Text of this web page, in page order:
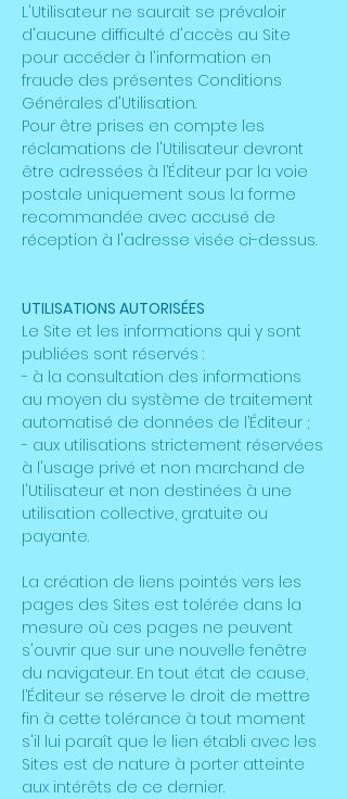
L'Utilisateur ne saurait se prévaloir
d'aucune difficulté d'accès au Site
pour accéder à l'information en
fraude des présentes Conditions
Générales d'Utilisation.
Pour être prises en compte les
réclamations de l'Utilisateur devront
être adressées à l’Éditeur par la voie
postale uniquement sous la forme
recommandée avec accusé de
réception à l'adresse visée ci-dessus.
UTILISATIONS AUTORISÉES
Le Site et les informations qui y sont
publiées sont réservés :
- à la consultation des informations
au moyen du système de traitement
automatisé de données de l’Éditeur ;
- aux utilisations strictement réservées
à l'usage privé et non marchand de
l'Utilisateur et non destinées à une
utilisation collective, gratuite ou
payante.
La création de liens pointés vers les
pages des Sites est tolérée dans la
mesure où ces pages ne peuvent
s'ouvrir que sur une nouvelle fenêtre
du navigateur. En tout état de cause,
l’Éditeur se réserve le droit de mettre
fin à cette tolérance à tout moment
s'il lui paraît que le lien établi avec les
Sites est de nature à porter atteinte
aux intérêts de ce dernier.